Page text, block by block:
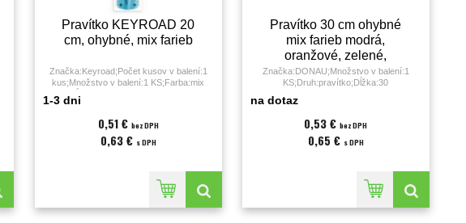
Pravítko KEYROAD 20
cm, ohybné, mix farieb
Značka:Keyroad;Počet kusov v balení:1
kus;Množstvo v balení:1 KS;Farba:mix
farieb;Dĺžka:20 cm;Rozmery:4,90 x 0,50 x
20,00 cm;Hmotnosť:30 gramov;
1-3 dni
0,51 € bez DPH
0,63 € s DPH
Pravítko 30 cm ohybné
mix farieb modrá,
oranžové, zelené,
ružové
Značka:DONAU;Množstvo v balení:1
KS;Druh:pravítko;Dĺžka:30
na dotaz
0,53 €bez DPH
0,65 € s DPH